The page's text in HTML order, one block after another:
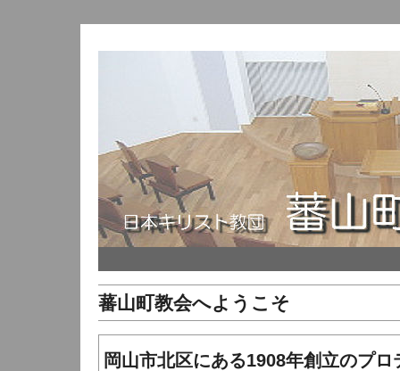
蕃山町教会へようこそ
岡山市北区にある1908年創立のプ